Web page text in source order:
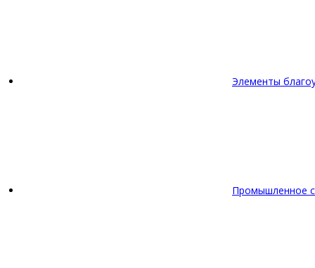
Элементы
Промышленное